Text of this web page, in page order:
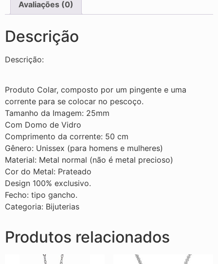
Avaliações (0)
Descrição
Descrição:
Produto Colar, composto por um pingente e uma
corrente para se colocar no pescoço.
Tamanho da Imagem: 25mm
Com Domo de Vidro
Comprimento da corrente: 50 cm
Gênero: Unissex (para homens e mulheres)
Material: Metal normal (não é metal precioso)
Cor do Metal: Prateado
Design 100% exclusivo.
Fecho: tipo gancho.
Categoria: Bijuterias
Produtos relacionados